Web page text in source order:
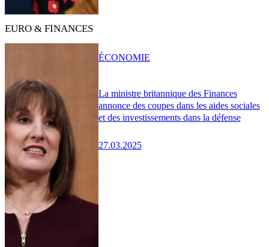
EURO & FINANCES
La ministre britannique des Finances
annonce des coupes dans les aides sociales
et des investissements dans la défense
27.03.2025
ÉCONOMIE